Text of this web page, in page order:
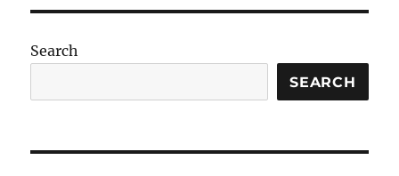
Search
SEARCH